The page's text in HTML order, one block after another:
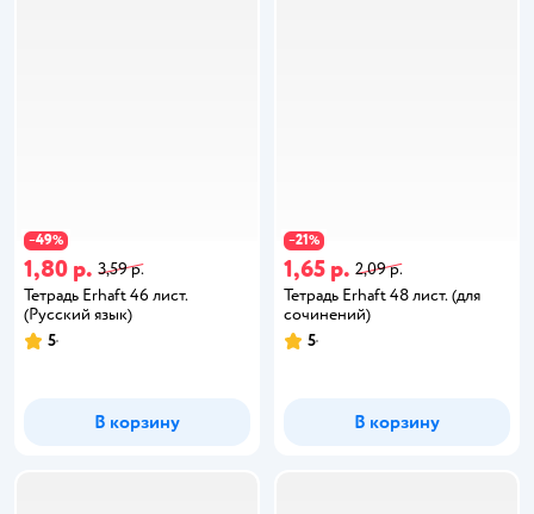
−49%
1,80 р. 3,59 р.
Тетрадь Erhaft 46 лист.
(Русский язык)
5
В корзину
−21%
1,65 р. 2,09 р.
Тетрадь Erhaft 48 лист. (для
сочинений)
5
В корзину